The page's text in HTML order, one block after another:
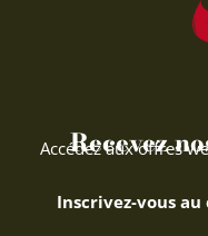
Recevez
Accédez aux offres
Inscrivez-vous